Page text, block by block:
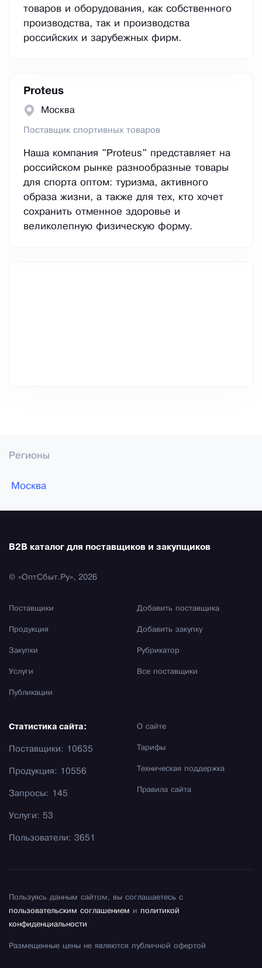
товаров и оборудования, как собственного
производства, так и производства
российских и зарубежных фирм.
Proteus
Москва
Поставщик спортивных товаров
Наша компания "Proteus" представляет на
российском рынке разнообразные товары
для спорта оптом: туризма, активного
образа жизни, а также для тех, кто хочет
сохранить отменное здоровье и
великолепную физическую форму.
Регионы
Москва
B2B каталог для поставщиков и закупщиков
© «ОптСбыт.Ру», 2026
Поставщики
Продукция
Закупки
Услуги
Публикации
Добавить поставщика
Добавить закупку
Рубрикатор
Все поставщики
О сайте
Тарифы
Техническая поддержка
Правила сайта
Статистика сайта:
Поставщики: 10635
Продукция: 10556
Запросы: 145
Услуги: 53
Пользователи: 3651
Пользуясь данным сайтом, вы соглашаетесь с
пользовательским соглашением и политикой
конфиденциальности
Размещенные цены не являются публичной офертой